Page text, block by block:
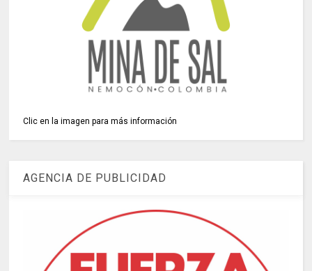
Clic en la imagen para más información
AGENCIA DE PUBLICIDAD